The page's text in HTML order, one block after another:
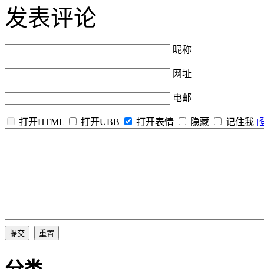
发表评论
昵称
网址
电邮
打开HTML 打开UBB 打开表情 隐藏 记住我 [